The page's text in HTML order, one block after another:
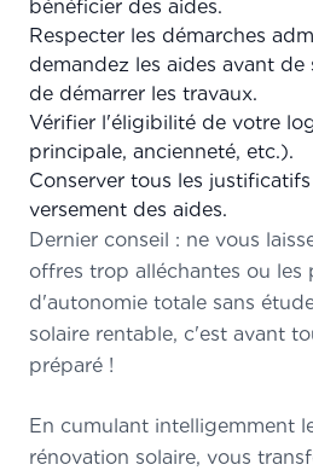
bénéficier des aides.
Respecter les démarches
demandez les aides avant
de démarrer les travaux.
Vérifier l'éligibilité de votre
principale, ancienneté, etc.).
Conserver tous les
versement des aides.
Dernier conseil : ne vous
offres trop alléchantes ou les
d'autonomie totale sans
solaire rentable, c'est avant
préparé !
En cumulant intelligemment
rénovation solaire, vous